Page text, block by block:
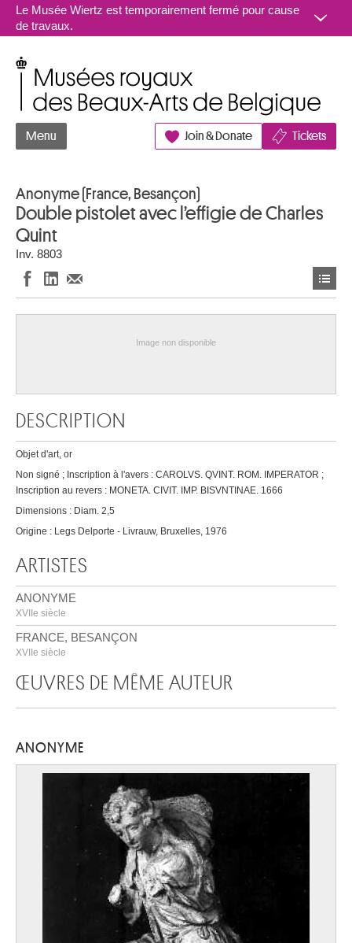
Aller au contenu
Le Musée Wiertz est temporairement fermé pour cause
de travaux.
Menu Join & Donate Tickets
Anonyme (France, Besançon)
Double pistolet avec l’effigie de Charles
Quint
Inv. 8803
Image non disponible
DESCRIPTION
Objet d'art, or
Non signé ; Inscription à l'avers : CAROLVS. QVINT. ROM. IMPERATOR ;
Inscription au revers : MONETA. CIVIT. IMP. BISVNTINAE. 1666
Dimensions : Diam. 2,5
Origine : Legs Delporte - Livrauw, Bruxelles, 1976
ARTISTES
ANONYME
XVIIe siècle
FRANCE, BESANÇON
XVIIe siècle
ŒUVRES DE MÊME AUTEUR
ANONYME